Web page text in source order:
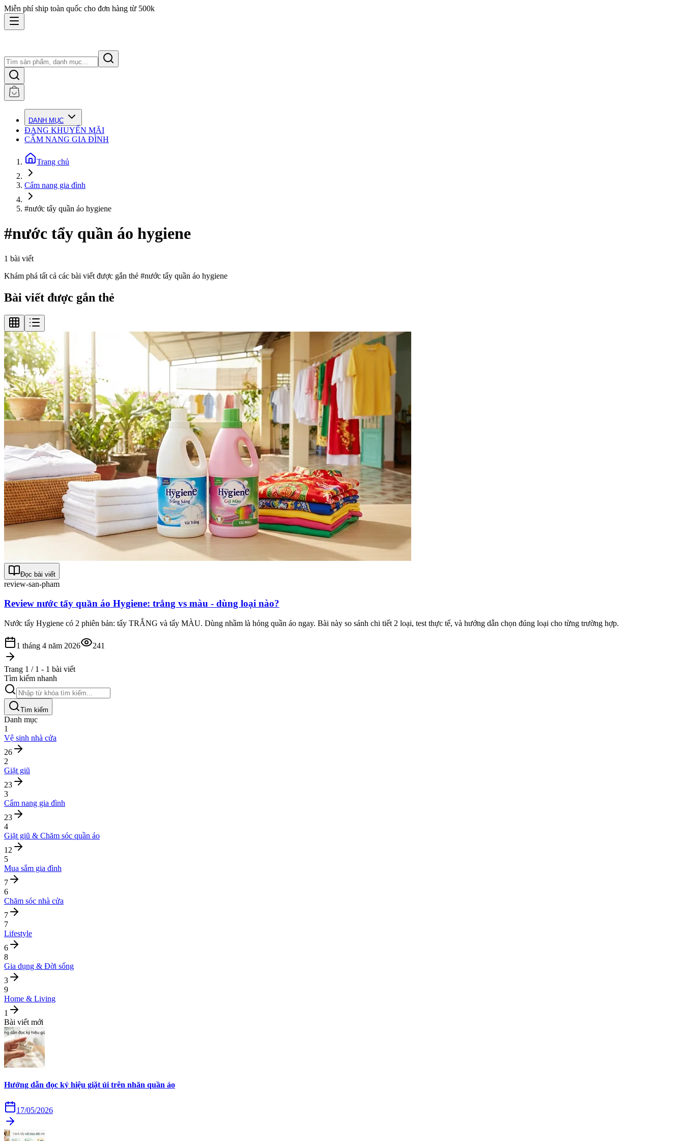
Miễn phí ship toàn quốc cho đơn hàng từ 500k
DANH MỤC
ĐANG KHUYẾN MÃI
CẨM NANG GIA ĐÌNH
Trang chủ
Cẩm nang gia đình
#nước tẩy quần áo hygiene
#nước tẩy quần áo hygiene
1 bài viết
Khám phá tất cả các bài viết được gắn thẻ #nước tẩy quần áo hygiene
Bài viết được gắn thẻ
Đọc bài viết
review-san-pham
Review nước tẩy quần áo Hygiene: trắng vs màu - dùng loại nào?
Nước tẩy Hygiene có 2 phiên bản: tẩy TRẮNG và tẩy MÀU. Dùng nhầm là hỏng quần áo ngay. Bài này so sánh chi tiết 2 loại, test thực tế, và hướng dẫn chọn đúng loại cho từng trường hợp.
1 tháng 4 năm 2026 241
Trang 1 / 1 - 1 bài viết
Tìm kiếm nhanh
Tìm kiếm
Danh mục
1
Vệ sinh nhà cửa
26
2
Giặt giũ
23
3
Cẩm nang gia đình
23
4
Giặt giũ & Chăm sóc quần áo
12
5
Mua sắm gia đình
7
6
Chăm sóc nhà cửa
7
7
Lifestyle
6
8
Gia dụng & Đời sống
3
9
Home & Living
1
Bài viết mới
Hướng dẫn đọc ký hiệu giặt ủi trên nhãn quần áo
17/05/2026